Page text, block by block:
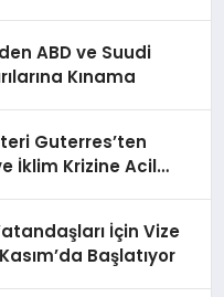
ABD ve Suudi
Kınama
Guterres’ten
İklim Krizine Acil
İçin Vize
Başlatıyor